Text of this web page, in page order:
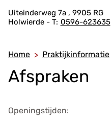
A
d
e
g
e
Uiteinderweg 7a
9905 RG
Holwierde
0596-623635
Home Praktijkinformatie
Afspraken
Openingstijden: